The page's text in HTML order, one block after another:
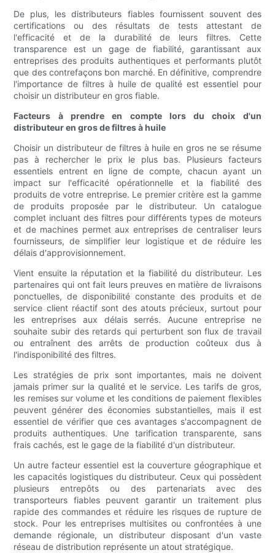
De plus, les distributeurs fiables fournissent souvent des
certifications ou des résultats de tests attestant de
l'efficacité et de la durabilité de leurs filtres. Cette
transparence est un gage de fiabilité, garantissant aux
entreprises des produits authentiques et performants plutôt
que des contrefaçons bon marché. En définitive, comprendre
l'importance de filtres à huile de qualité est essentiel pour
choisir un distributeur en gros fiable.
Facteurs à prendre en compte lors du choix d'un
distributeur en gros de filtres à huile
Choisir un distributeur de filtres à huile en gros ne se résume
pas à rechercher le prix le plus bas. Plusieurs facteurs
essentiels entrent en ligne de compte, chacun ayant un
impact sur l'efficacité opérationnelle et la fiabilité des
produits de votre entreprise. Le premier critère est la gamme
de produits proposée par le distributeur. Un catalogue
complet incluant des filtres pour différents types de moteurs
et de machines permet aux entreprises de centraliser leurs
fournisseurs, de simplifier leur logistique et de réduire les
délais d'approvisionnement.
Vient ensuite la réputation et la fiabilité du distributeur. Les
partenaires qui ont fait leurs preuves en matière de livraisons
ponctuelles, de disponibilité constante des produits et de
service client réactif sont des atouts précieux, surtout pour
les entreprises aux délais serrés. Aucune entreprise ne
souhaite subir des retards qui perturbent son flux de travail
ou entraînent des arrêts de production coûteux dus à
l'indisponibilité des filtres.
Les stratégies de prix sont importantes, mais ne doivent
jamais primer sur la qualité et le service. Les tarifs de gros,
les remises sur volume et les conditions de paiement flexibles
peuvent générer des économies substantielles, mais il est
essentiel de vérifier que ces avantages s'accompagnent de
produits authentiques. Une tarification transparente, sans
frais cachés, est le gage de la fiabilité d'un distributeur.
Un autre facteur essentiel est la couverture géographique et
les capacités logistiques du distributeur. Ceux qui possèdent
plusieurs entrepôts ou des partenariats avec des
transporteurs fiables peuvent garantir un traitement plus
rapide des commandes et réduire les risques de rupture de
stock. Pour les entreprises multisites ou confrontées à une
demande régionale, un distributeur disposant d'un vaste
réseau de distribution représente un atout stratégique.